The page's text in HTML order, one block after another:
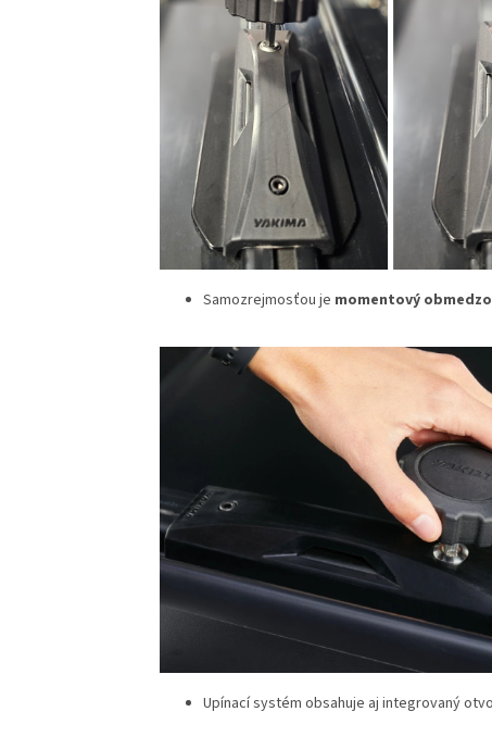
Samozrejmosťou je momentový
Upínací systém obsahuje aj integrovaný